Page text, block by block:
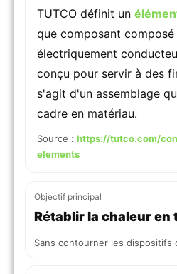
TUTCO définit un
que composant
électriquement
conçu pour servir à des
s'agit d'un assemblage
cadre en matériau.
Source : https://tutco.com/
elements
Objectif principal
Rétablir la chaleur
Sans contourner les dispositifs